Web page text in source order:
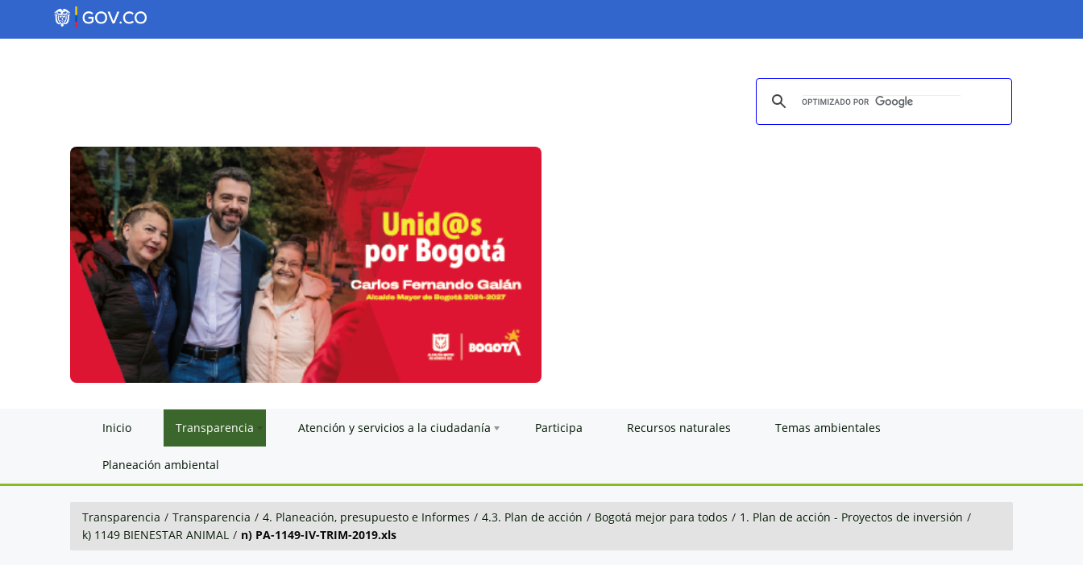
Inicio Transparencia Atención y servicios a la ciudadanía Participa Recursos naturales Temas ambientales
Planeación ambiental
Transparencia / Transparencia / 4. Planeación, presupuesto e Informes / 4.3. Plan de acción / Bogotá mejor para todos / 1. Plan de acción - Proyectos de inversión /
k) 1149 BIENESTAR ANIMAL / n) PA-1149-IV-TRIM-2019.xls